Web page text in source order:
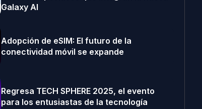
Galaxy AI
Adopción de eSIM: El futuro de la
conectividad móvil se expande
Regresa TECH SPHERE 2025, el evento
para los entusiastas de la tecnología